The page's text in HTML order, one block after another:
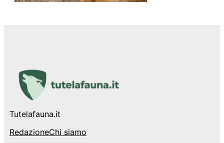
Tutelafauna.it
RedazioneChi siamo